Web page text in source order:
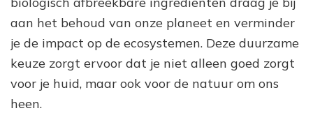
aan het behoud van onze planeet en verminder
je de impact op de ecosystemen. Deze duurzame
keuze zorgt ervoor dat je niet alleen goed zorgt
voor je huid, maar ook voor de natuur om ons
heen.